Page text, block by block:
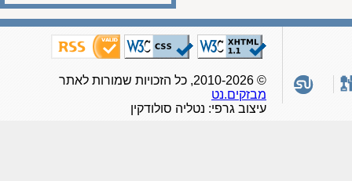
מבזקים.נט
עיצוב גרפי: נטליה סולודקין